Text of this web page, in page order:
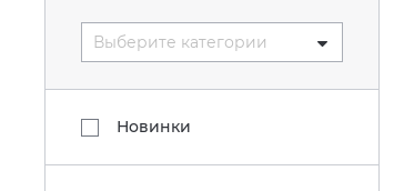
Выберите категории
Новинки